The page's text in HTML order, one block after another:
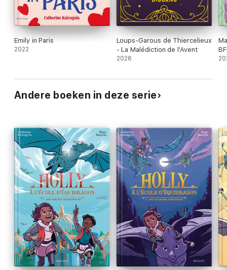
Emily in Paris
2022
Loups-Garous de Thiercelieux
- La Malédiction de l'Avent
2026
Andere boeken in deze serie